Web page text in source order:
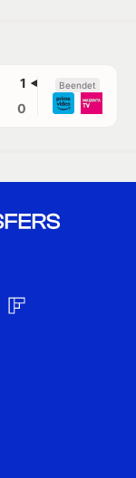
1
0
Beendet